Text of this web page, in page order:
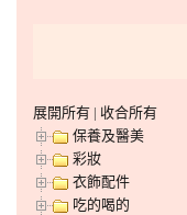
展開所有 | 收合所有
保養及醫美
彩妝
衣飾配件
吃的喝的